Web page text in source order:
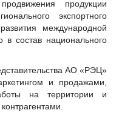
продукции
экспортного
международной
в состав национального
АО «РЭЦ»
и продажами,
на территории и